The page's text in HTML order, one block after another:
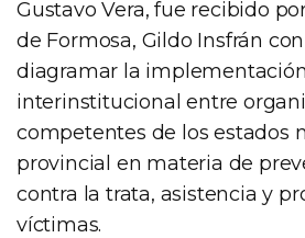
Gustavo Vera, fue recibido
de Formosa, Gildo Insfrán
diagramar la
interinstitucional entre
competentes de los estados
provincial en materia de
contra la trata, asistencia y
víctimas.